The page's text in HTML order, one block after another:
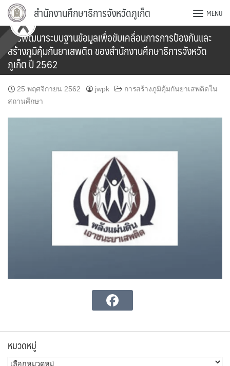
Skip
content
สำนักงานศึกษาธิการจังหวัดภูเก็ต MENU
การพัฒนาระบบฐานข้อมูลเพื่อขับเคลื่อนการการป้องกันและ
สร้างภูมิคุ้มกันยาเสพติด ของสำนักงานศึกษาธิการจังหวัด
ภูเก็ต ปี 2562
25 พฤศจิกายน 2562 jwpk
การสร้างภูมิคุ้มกันยาเสพติดใน
สถานศึกษา
หมวดหมู่
หมวด